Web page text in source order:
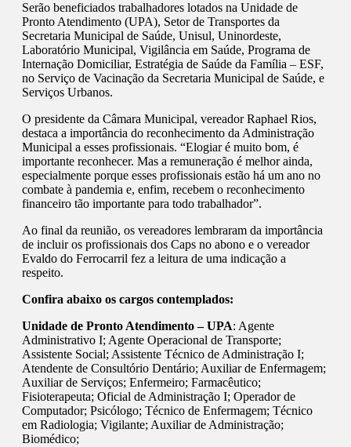
Serão beneficiados trabalhadores lotados na Unidade de
Pronto Atendimento (UPA), Setor de Transportes da
Secretaria Municipal de Saúde, Unisul, Uninordeste,
Laboratório Municipal, Vigilância em Saúde, Programa de
Internação Domiciliar, Estratégia de Saúde da Família – ESF,
no Serviço de Vacinação da Secretaria Municipal de Saúde, e
Serviços Urbanos.
O presidente da Câmara Municipal, vereador Raphael Rios,
destaca a importância do reconhecimento da Administração
Municipal a esses profissionais. “Elogiar é muito bom, é
importante reconhecer. Mas a remuneração é melhor ainda,
especialmente porque esses profissionais estão há um ano no
combate à pandemia e, enfim, recebem o reconhecimento
financeiro tão importante para todo trabalhador”.
Ao final da reunião, os vereadores lembraram da importância
de incluir os profissionais dos Caps no abono e o vereador
Evaldo do Ferrocarril fez a leitura de uma indicação a
respeito.
Confira abaixo os cargos contemplados:
Unidade de Pronto Atendimento – UPA: Agente
Administrativo I; Agente Operacional de Transporte;
Assistente Social; Assistente Técnico de Administração I;
Atendente de Consultório Dentário; Auxiliar de Enfermagem;
Auxiliar de Serviços; Enfermeiro; Farmacêutico;
Fisioterapeuta; Oficial de Administração I; Operador de
Computador; Psicólogo; Técnico de Enfermagem; Técnico
em Radiologia; Vigilante; Auxiliar de Administração;
Biomédico;